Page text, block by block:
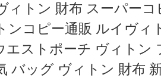
ィトン 財布 スーパー
ンコピー通販 ルイヴィ
エストポーチ ヴィトン
バッグ ヴィトン 財布